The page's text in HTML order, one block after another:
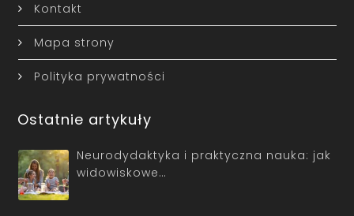
Kontakt
Mapa strony
Polityka prywatności
Ostatnie artykuły
Neurodydaktyka i praktyczna nauka: jak
widowiskowe…